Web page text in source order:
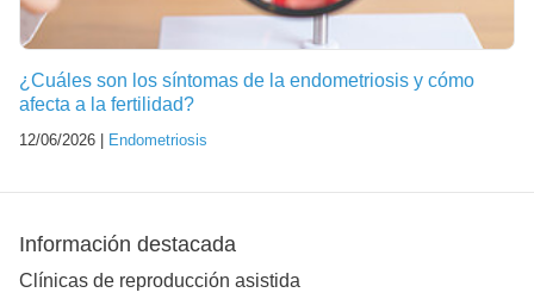
¿Cuáles son los síntomas de la endometriosis y cómo
afecta a la fertilidad?
12/06/2026 | Endometriosis
Información destacada
Clínicas de reproducción asistida